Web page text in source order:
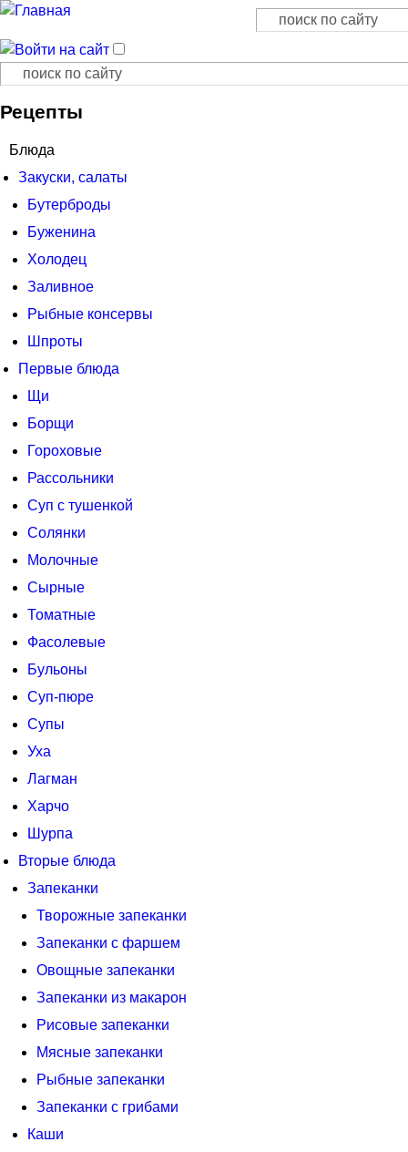
Форма поиска
Поиск
Форма поиска
Поиск
Рецепты
Блюда
Закуски, салаты
Бутерброды
Буженина
Холодец
Заливное
Рыбные консервы
Шпроты
Первые блюда
Щи
Борщи
Гороховые
Рассольники
Суп с тушенкой
Солянки
Молочные
Сырные
Томатные
Фасолевые
Бульоны
Суп-пюре
Супы
Уха
Лагман
Харчо
Шурпа
Вторые блюда
Запеканки
Творожные запеканки
Запеканки с фаршем
Овощные запеканки
Запеканки из макарон
Рисовые запеканки
Мясные запеканки
Рыбные запеканки
Запеканки с грибами
Каши